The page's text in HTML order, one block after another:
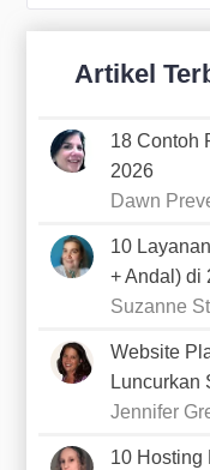
Artikel
18 Contoh
2026
Dawn
10
+ Andal) di
Suzanne
Website
Luncurkan
Jennifer
10 Hosting